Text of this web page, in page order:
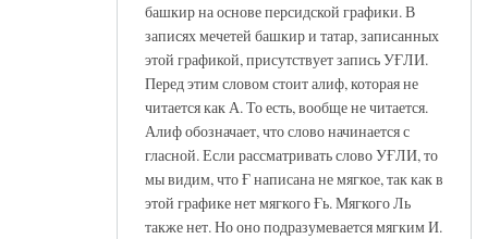
башкир на основе персидской графики. В
записях мечетей башкир и татар, записанных
этой графикой, присутствует запись УҒЛИ.
Перед этим словом стоит алиф, которая не
читается как А. То есть, вообще не читается.
Алиф обозначает, что слово начинается с
гласной. Если рассматривать слово УҒЛИ, то
мы видим, что Ғ написана не мягкое, так как в
этой графике нет мягкого Ғь. Мягкого Ль
также нет. Но оно подразумевается мягким И.